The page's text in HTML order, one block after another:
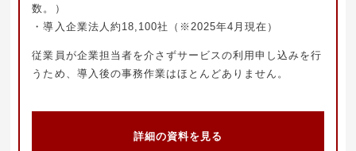
数。）
・導入企業法人約18,100社（※2025年4月現在）
従業員が企業担当者を介さずサービスの利用申し込みを行
うため、導入後の事務作業はほとんどありません。
詳細の資料を見る